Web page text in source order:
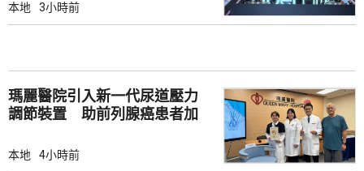
本地 3小時前
瑪麗醫院引入新一代尿道壓力
調節裝置 助前列腺癌患者加
本地 4小時前